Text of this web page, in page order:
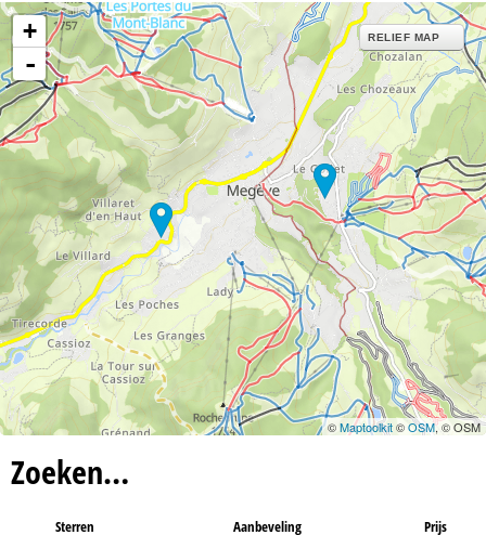
i
a
+
-
RELIEF MAP
©Maptoolkit©OSM, © OSM
Zoeken…
Sterren Aanbeveling Prijs